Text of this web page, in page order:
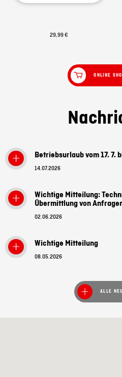
29,99 €
ONLINE
Betriebsurlaub vom 17. 7.
14.07.2026
Wichtige Mitteilung:
Übermittlung von
02.06.2026
Wichtige Mitteilung
08.05.2026
ALLE